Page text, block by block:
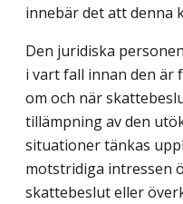
innebär det att denna
Den juridiska
i vart fall innan den är
om och när
tillämpning av den
situationer tänkas
motstridiga intressen
skattebeslut eller